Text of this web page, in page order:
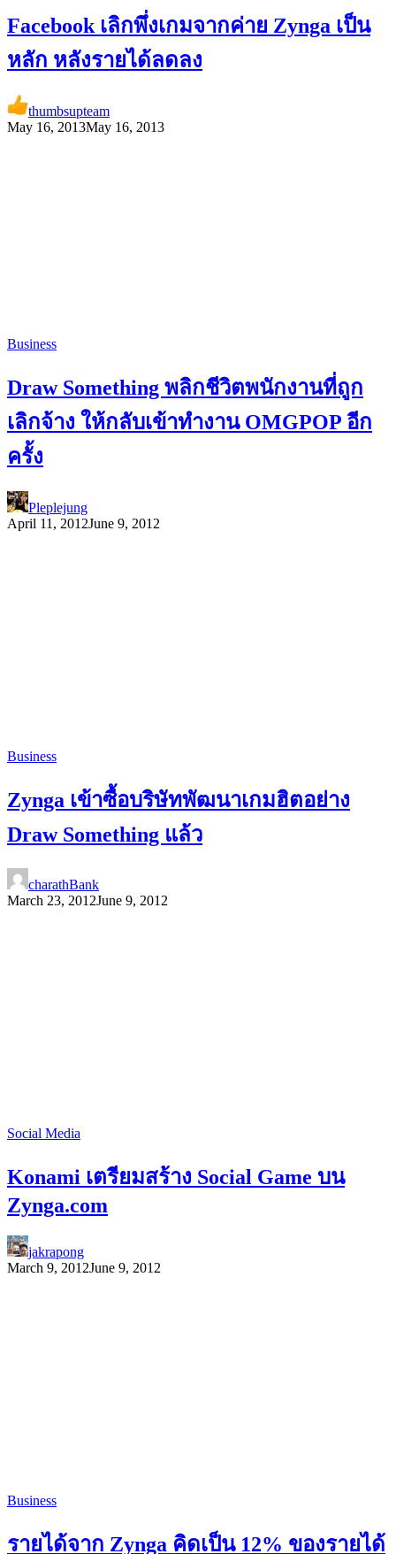
Facebook เลิกพึ่งเกมจากค่าย Zynga เป็น
หลัก หลังรายได้ลดลง
thumbsupteam
May 16, 2013May 16, 2013
Business
Draw Something พลิกชีวิตพนักงานที่ถูก
เลิกจ้าง ให้กลับเข้าทำงาน OMGPOP อีก
ครั้ง
Pleplejung
April 11, 2012June 9, 2012
Business
Zynga เข้าซื้อบริษัทพัฒนาเกมฮิตอย่าง
Draw Something แล้ว
charathBank
March 23, 2012June 9, 2012
Social Media
Konami เตรียมสร้าง Social Game บน
Zynga.com
jakrapong
March 9, 2012June 9, 2012
Business
รายได้จาก Zynga คิดเป็น 12% ของรายได้